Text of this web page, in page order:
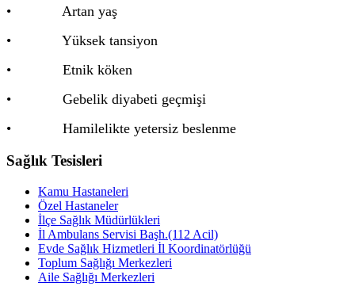
• Artan yaş
• Yüksek tansiyon
• Etnik köken
• Gebelik diyabeti geçmişi
• Hamilelikte yetersiz beslenme
Sağlık Tesisleri
Kamu Hastaneleri
Özel Hastaneler
İlçe Sağlık Müdürlükleri
İl Ambulans Servisi Başh.(112 Acil)
Evde Sağlık Hizmetleri İl Koordinatörlüğü
Toplum Sağlığı Merkezleri
Aile Sağlığı Merkezleri